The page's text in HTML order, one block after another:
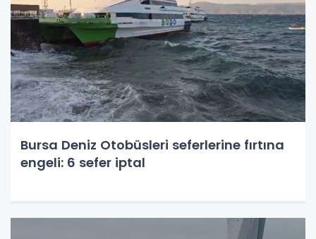
Bursa Deniz Otobüsleri seferlerine fırtına
engeli: 6 sefer iptal